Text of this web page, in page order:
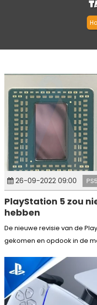
26-09-2022 09:00 PS5
PlayStation 5 zou
hebben
De nieuwe revisie van de
gekomen en opdook in de